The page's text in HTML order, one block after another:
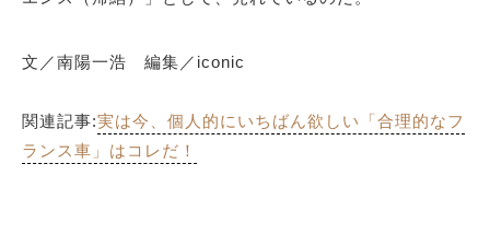
文／南陽一浩 編集／iconic
関連記事:実は今、個人的にいちばん欲しい「合理的なフ
ランス車」はコレだ！